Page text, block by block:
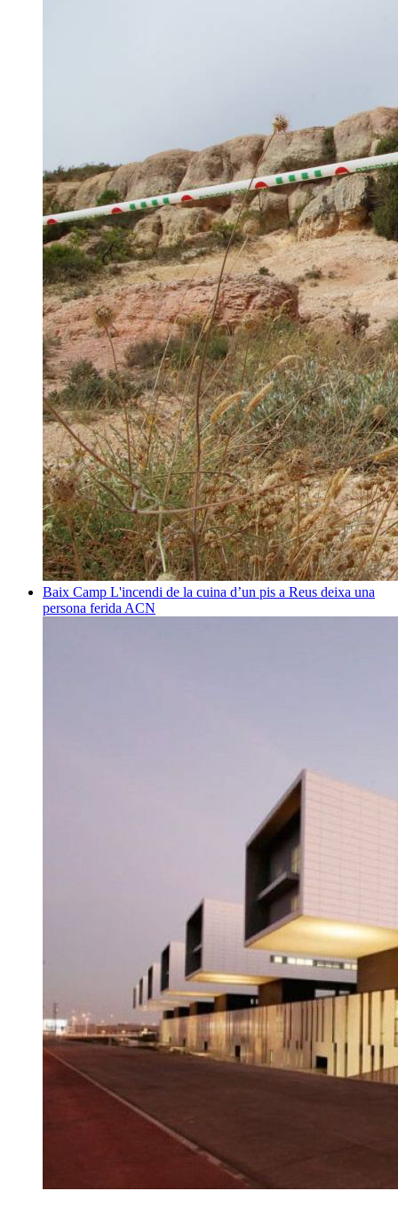
Baix Camp L'incendi de la cuina d’un pis a Reus deixa una
persona ferida ACN